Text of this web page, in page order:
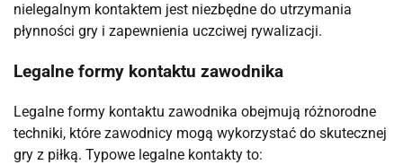
nielegalnym kontaktem jest niezbędne do utrzymania
płynności gry i zapewnienia uczciwej rywalizacji.
Legalne formy kontaktu zawodnika
Legalne formy kontaktu zawodnika obejmują różnorodne
techniki, które zawodnicy mogą wykorzystać do skutecznej
gry z piłką. Typowe legalne kontakty to: